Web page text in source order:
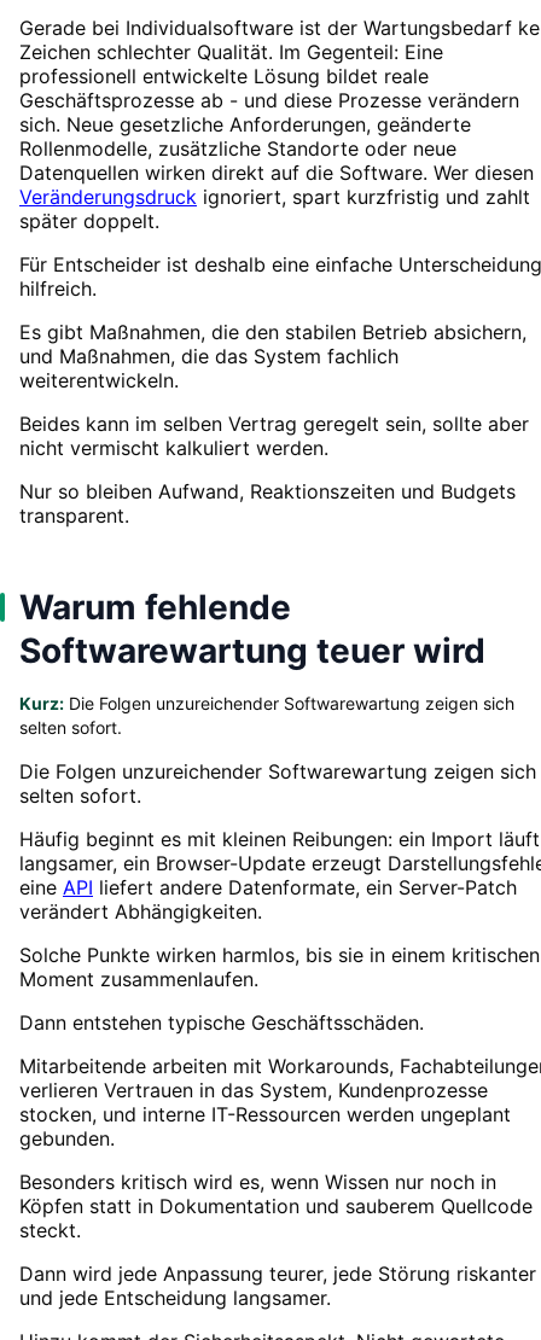
Gerade bei Individualsoftware ist der Wartungsbedarf
Zeichen schlechter Qualität. Im Gegenteil: Eine
professionell entwickelte Lösung bildet reale
Geschäftsprozesse ab - und diese Prozesse verändern
sich. Neue gesetzliche Anforderungen, geänderte
Rollenmodelle, zusätzliche Standorte oder neue
Datenquellen wirken direkt auf die Software. Wer diesen
Veränderungsdruck ignoriert, spart kurzfristig und zahlt
später doppelt.
Für Entscheider ist deshalb eine einfache Unterscheidung
hilfreich.
Es gibt Maßnahmen, die den stabilen Betrieb absichern,
und Maßnahmen, die das System fachlich
weiterentwickeln.
Beides kann im selben Vertrag geregelt sein, sollte aber
nicht vermischt kalkuliert werden.
Nur so bleiben Aufwand, Reaktionszeiten und Budgets
transparent.
Warum fehlende
Softwarewartung teuer wird
Kurz: Die Folgen unzureichender Softwarewartung zeigen sich
selten sofort.
Die Folgen unzureichender Softwarewartung zeigen sich
selten sofort.
Häufig beginnt es mit kleinen Reibungen: ein Import läuft
langsamer, ein Browser-Update erzeugt
eine API liefert andere Datenformate, ein Server-Patch
verändert Abhängigkeiten.
Solche Punkte wirken harmlos, bis sie in einem kritischen
Moment zusammenlaufen.
Dann entstehen typische Geschäftsschäden.
Mitarbeitende arbeiten mit Workarounds,
verlieren Vertrauen in das System, Kundenprozesse
stocken, und interne IT-Ressourcen werden ungeplant
gebunden.
Besonders kritisch wird es, wenn Wissen nur noch in
Köpfen statt in Dokumentation und sauberem Quellcode
steckt.
Dann wird jede Anpassung teurer, jede Störung riskanter
und jede Entscheidung langsamer.